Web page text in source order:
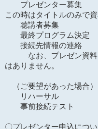
プレゼンタ
この時はタイトルのみで
聴講者募集 ６月
最終プログラム決定
接続先情報の連絡
なお、プレゼン資料に
はありません。
（ご要望があった場合）
リハーサル 随時
事前接続テスト ７
〇プレゼンター申込につ